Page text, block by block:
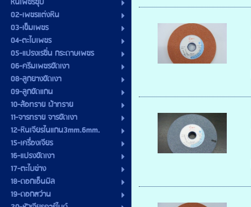
02-เพชรแต่งหิน
03-เข็มเพชร
04-ตะไบเพชร
05-แปรงเรซิ่น กระดาษเพชร
06-ครีมเพชรขัดเงา
08-ลูกยางขัดเงา
09-ลูกขัดแกน
10-ล้อทราย ผ้าทราย
11-จารทราย จารขัดเงา
12-หินเจียรไนแกน3mm.6mm.
15-เครื่องเจียร
16-แปรงขัดเงา
17-ตะไบช่าง
18-ดอกเอ็นมิล
19-ดอกสว่าน